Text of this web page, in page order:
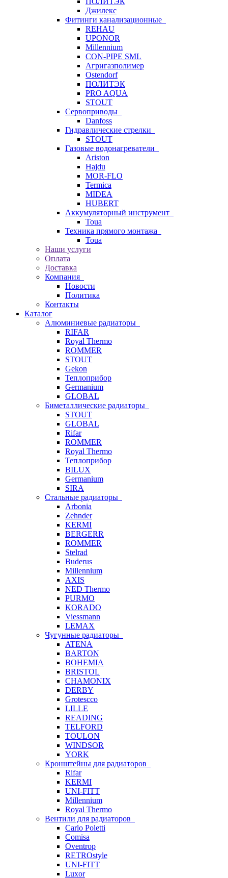
Джилекс
Фитинги канализационные
REHAU
UPONOR
Millennium
CON-PIPE SML
Агригазполимер
Ostendorf
ПОЛИТЭК
PRO AQUA
STOUT
Сервоприводы
Danfoss
Гидравлические стрелки
STOUT
Газовые водонагреватели
Ariston
Hajdu
MOR-FLO
Termica
MIDEA
HUBERT
Аккумуляторный инструмент
Toua
Техника прямого монтажа
Toua
Наши услуги
Оплата
Доставка
Компания
Новости
Политика
Контакты
Каталог
Алюминиевые радиаторы
RIFAR
Royal Thermo
ROMMER
STOUT
Gekon
Теплоприбор
Germanium
GLOBAL
Биметаллические радиаторы
STOUT
GLOBAL
Rifar
ROMMER
Royal Thermo
Теплоприбор
BILUX
Germanium
SIRA
Стальные радиаторы
Arbonia
Zehnder
KERMI
BERGERR
ROMMER
Stelrad
Buderus
Millennium
AXIS
NED Thermo
PURMO
KORADO
Viessmann
LEMAX
Чугунные радиаторы
ATENA
BARTON
BOHEMIA
BRISTOL
CHAMONIX
DERBY
Grotescco
LILLE
READING
TELFORD
TOULON
WINDSOR
YORK
Кронштейны для радиаторов
Rifar
KERMI
UNI-FITT
Millennium
Royal Thermo
Вентили для радиаторов
Carlo Poletti
Comisa
Oventrop
RETROstyle
UNI-FITT
Luxor